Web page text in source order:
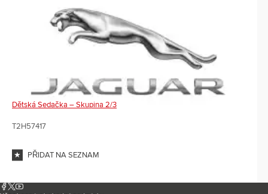
Dětská Sedačka – Skupina 2/3
T2H57417
PŘIDAT NA SEZNAM